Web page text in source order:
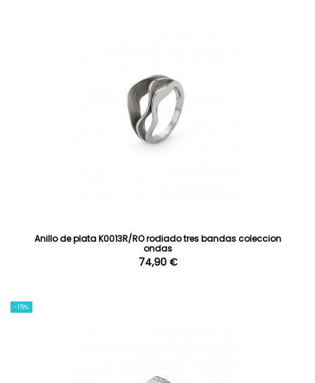
Anillo de plata K0013R/RO rodiado tres bandas coleccion
ondas
74,90 €
-15%